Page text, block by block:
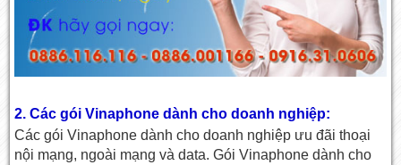
2. Các gói Vinaphone dành cho doanh nghiệp:
Các gói Vinaphone dành cho doanh nghiệp ưu đãi thoại
nội mạng, ngoài mạng và data. Gói Vinaphone dành cho